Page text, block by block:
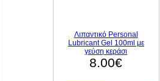
Λιπαντικό Personal
Lubricant Gel 100ml με
γεύση κεράσι
8.00€